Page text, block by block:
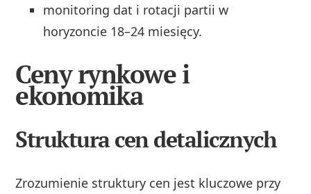
monitoring dat i rotacji partii w
horyzoncie 18–24 miesięcy.
Ceny rynkowe i
ekonomika
Struktura cen detalicznych
Zrozumienie struktury cen jest kluczowe przy